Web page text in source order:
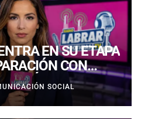
EN SU ETAPA
CON
DE
PARA
SOCIAL